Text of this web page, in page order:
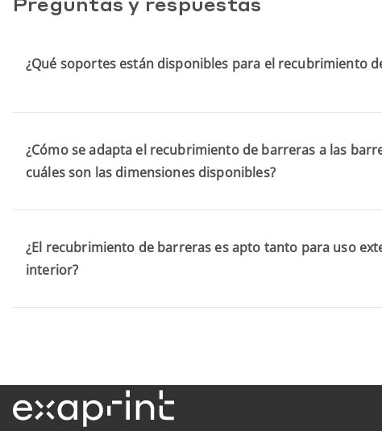
¿Qué soportes están disponibles para el recubrimiento
¿Cómo se adapta el recubrimiento de barreras a las
cuáles son las dimensiones disponibles?
¿El recubrimiento de barreras es apto tanto para uso
interior?